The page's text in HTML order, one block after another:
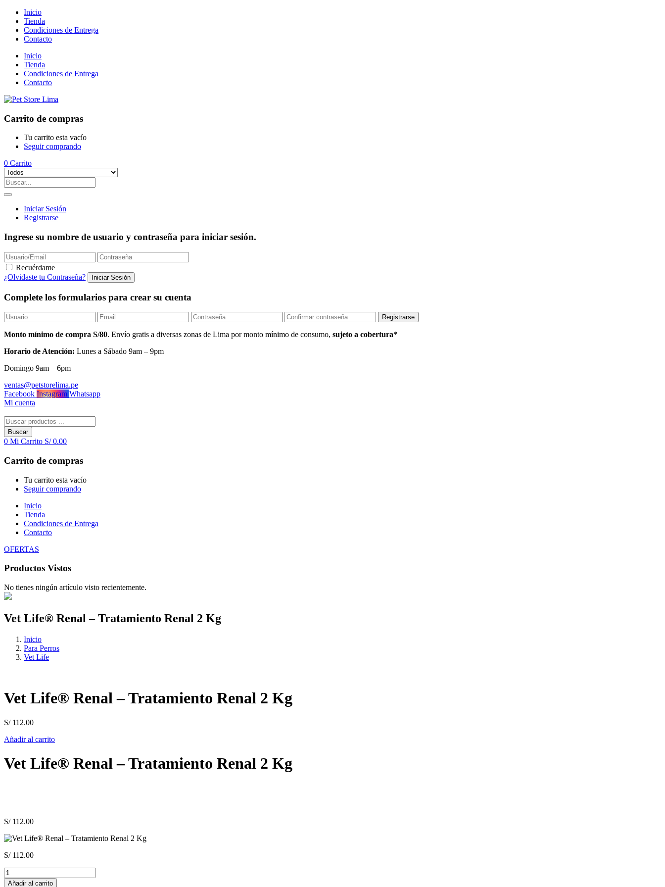
Inicio
Tienda
Condiciones de Entrega
Contacto
Inicio
Tienda
Condiciones de Entrega
Contacto
Carrito de compras
Tu carrito esta vacío
Seguir comprando
0 Carrito
Iniciar Sesión
Registrarse
Ingrese su nombre de usuario y contraseña para iniciar sesión.
Recuérdame
¿Olvidaste tu Contraseña?
Complete los formularios para crear su cuenta
Monto mínimo de compra S/80. Envío gratis a diversas zonas de Lima por monto mínimo de consumo, sujeto a cobertura*
Horario de Atención: Lunes a Sábado 9am – 9pm
Domingo 9am – 6pm
ventas@petstorelima.pe
Facebook Instagram Whatsapp
Mi cuenta
Buscar
0 Mi Carrito S/0.00
Carrito de compras
Tu carrito esta vacío
Seguir comprando
Inicio
Tienda
Condiciones de Entrega
Contacto
OFERTAS
Productos Vistos
No tienes ningún artículo visto recientemente.
Vet Life® Renal – Tratamiento Renal 2 Kg
Inicio
Para Perros
Vet Life
Vet Life® Renal – Tratamiento Renal 2 Kg
S/112.00
Añadir al carrito
Vet Life® Renal – Tratamiento Renal 2 Kg
S/112.00
S/112.00
Vet
Life®
Añadir al carrito